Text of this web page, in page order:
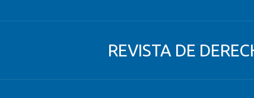
REVISTA DE